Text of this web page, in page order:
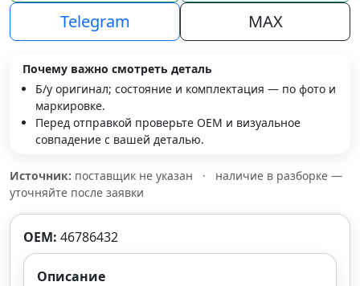
Telegram
MAX
Почему важно смотреть деталь
Б/у оригинал; состояние и комплектация — по фото и
маркировке.
Перед отправкой проверьте OEM и визуальное
совпадение с вашей деталью.
Источник: поставщик не указан ·
наличие в разборке —
уточняйте после заявки
OEM: 46786432
Описание